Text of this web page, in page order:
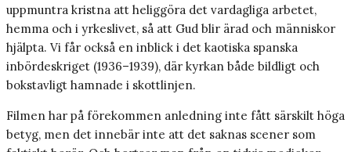
uppmuntra kristna att heliggöra det vardagliga arbetet,
hemma och i yrkeslivet, så att Gud blir ärad och människor
hjälpta. Vi får också en inblick i det kaotiska spanska
inbördeskriget (1936–1939), där kyrkan både bildligt och
bokstavligt hamnade i skottlinjen.
Filmen har på förekommen anledning inte fått särskilt höga
betyg, men det innebär inte att det saknas scener som